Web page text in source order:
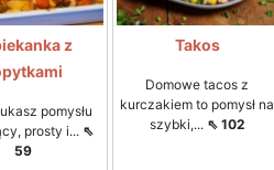
z
pomysłu
prosty i... ⇖
59
Takos
Domowe tacos z
kurczakiem to pomysł na
szybki,... ⇖ 102